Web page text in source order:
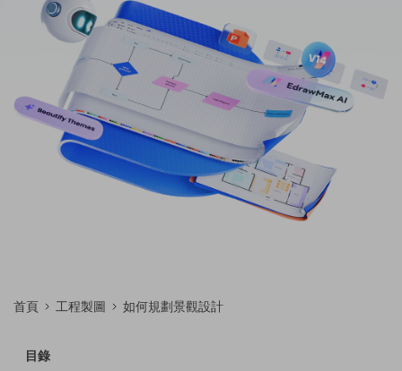
搜索
首頁 工程製圖 如何規劃景觀設計
目錄